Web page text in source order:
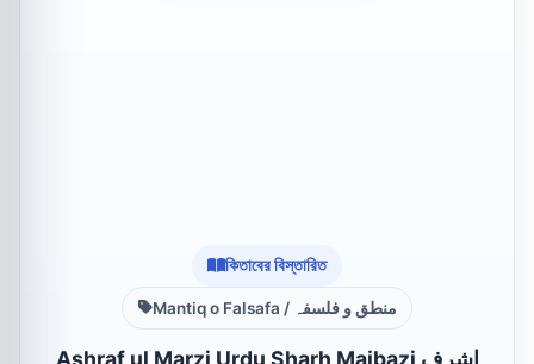
কিতাবের বিস্তারিত
Mantiq o Falsafa / منطق و فلسفہ
Ashraf ul Marzi Urdu Sharh Maibazi اشرف